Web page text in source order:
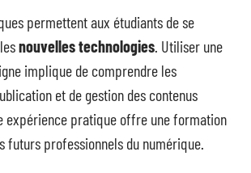
permettent aux étudiants de se
nouvelles technologies . Utiliser une
implique de comprendre les
et de gestion des contenus
expérience pratique offre une formation
futurs professionnels du numérique.